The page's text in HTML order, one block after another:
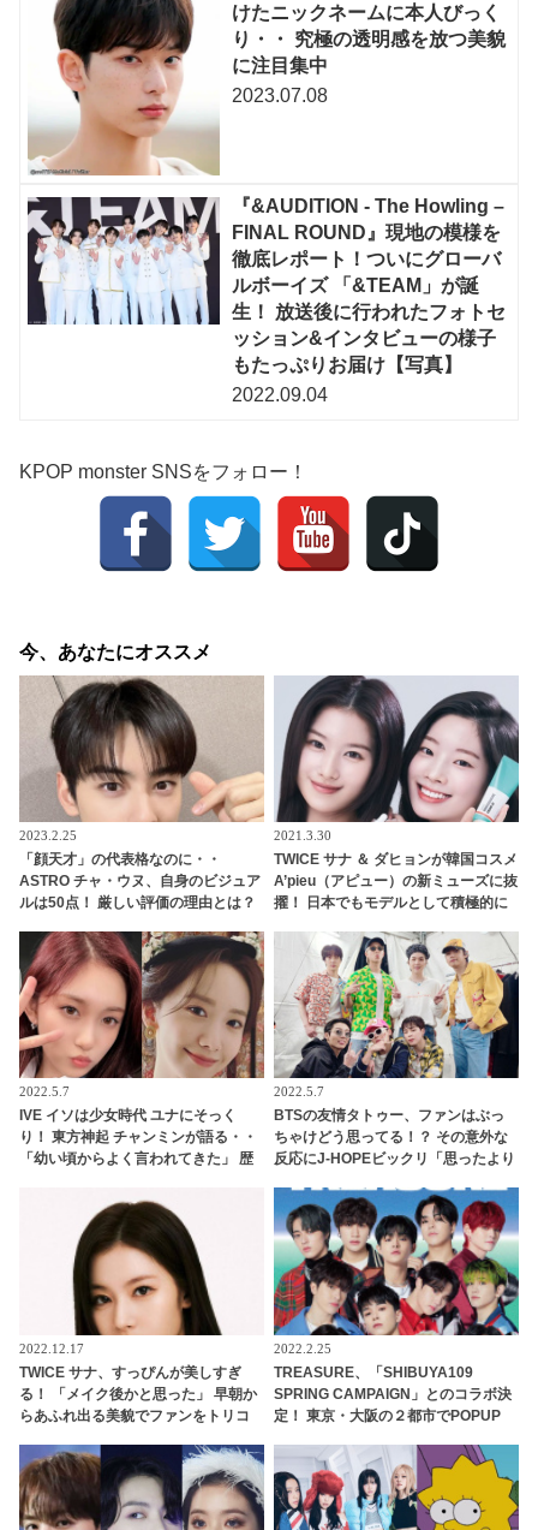
けたニックネームに本人びっく
り・・ 究極の透明感を放つ美貌
に注目集中
2023.07.08
『&AUDITION ‐ The Howling –
FINAL ROUND』現地の模様を
徹底レポート！ついにグローバ
ルボーイズ 「&TEAM」が誕
生！ 放送後に行われたフォトセ
ッション&インタビューの様子
もたっぷりお届け【写真】
2022.09.04
KPOP monster SNSをフォロー！
今、あなたにオススメ
2023.2.25
「顔天才」の代表格なのに・・
ASTRO チャ・ウヌ、自身のビジュア
ルは50点！ 厳しい評価の理由とは？
成熟した価値観を告白
2021.3.30
TWICE サナ ＆ ダヒョンが韓国コスメ
A’pieu（アピュー）の新ミューズに抜
擢！ 日本でもモデルとして積極的に
ュアルに大注目
2022.5.7
IVE イソは少女時代 ユナにそっく
り！ 東方神起 チャンミンが語る・・
「幼い頃からよく言われてきた」 歴
2022.5.7
BTSの友情タトゥー、ファンはぶっ
ちゃけどう思ってる！？ その意外な
反応にJ-HOPEビックリ「思ったより
盛り上がるメンバーたちの正直な本
音に期待の声続々
2022.12.17
TWICE サナ、すっぴんが美しすぎ
る！ 「メイク後かと思った」 早朝か
らあふれ出る美貌でファンをトリコ
2022.2.25
TREASURE、「SHIBUYA109
SPRING CAMPAIGN」とのコラボ決
定！ 東京・大阪の２都市でPOPUP